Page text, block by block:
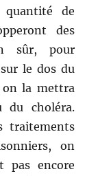
quantité de
des
sûr, pour
le dos du
la mettra
du choléra.
traitements
on
pas encore